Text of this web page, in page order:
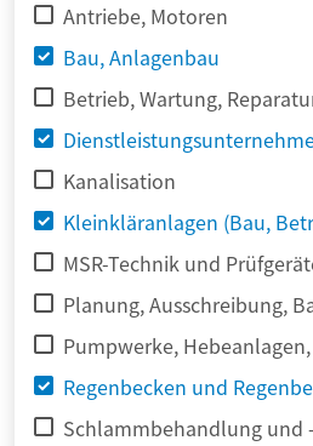
Antriebe, Motoren
Bau, Anlagenbau
Betrieb, Wartung,
Kanalisation
Kleinkläranlagen (Bau,
MSR-Technik und
Planung, Ausschreibung,
Pumpwerke,
Regenbecken und
Schlammbehandlung und